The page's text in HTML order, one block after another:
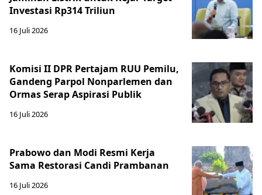
Investasi Rp314 Triliun
16 Juli 2026
Komisi II DPR Pertajam RUU Pemilu,
Gandeng Parpol Nonparlemen dan
Ormas Serap Aspirasi Publik
16 Juli 2026
Prabowo dan Modi Resmi Kerja
Sama Restorasi Candi Prambanan
16 Juli 2026